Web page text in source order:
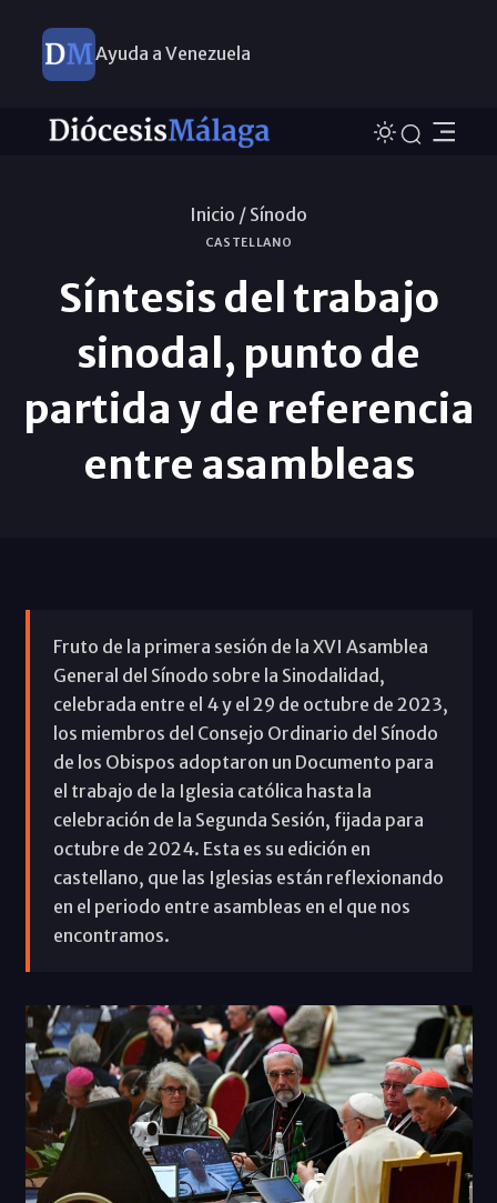
Ayuda a Venezuela
Inicio / Sínodo
CASTELLANO
Síntesis del trabajo
sinodal, punto de
partida y de referencia
entre asambleas
Fruto de la primera sesión de la XVI Asamblea
General del Sínodo sobre la Sinodalidad,
celebrada entre el 4 y el 29 de octubre de 2023,
los miembros del Consejo Ordinario del Sínodo
de los Obispos adoptaron un Documento para
el trabajo de la Iglesia católica hasta la
celebración de la Segunda Sesión, fijada para
octubre de 2024. Esta es su edición en
castellano, que las Iglesias están reflexionando
en el periodo entre asambleas en el que nos
encontramos.